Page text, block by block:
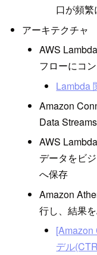
口が頻繁
アーキテクチャ
AWS
フローにコ
Lambda
Amazon
Data
AWS
データをビ
へ保存
Amazon
行し、結果
[Amazon
デル